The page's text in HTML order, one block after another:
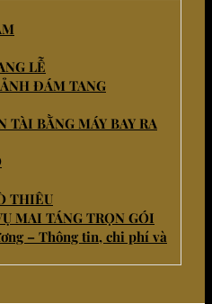
LỄ
ĐÁM TANG
TÀI BẰNG MÁY BAY RA
THIÊU
MAI TÁNG TRỌN GÓI
– Thông tin, chi phí và